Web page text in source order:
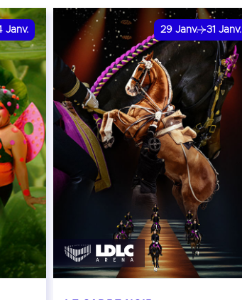
Janv. 29 Janv. 31 Janv.